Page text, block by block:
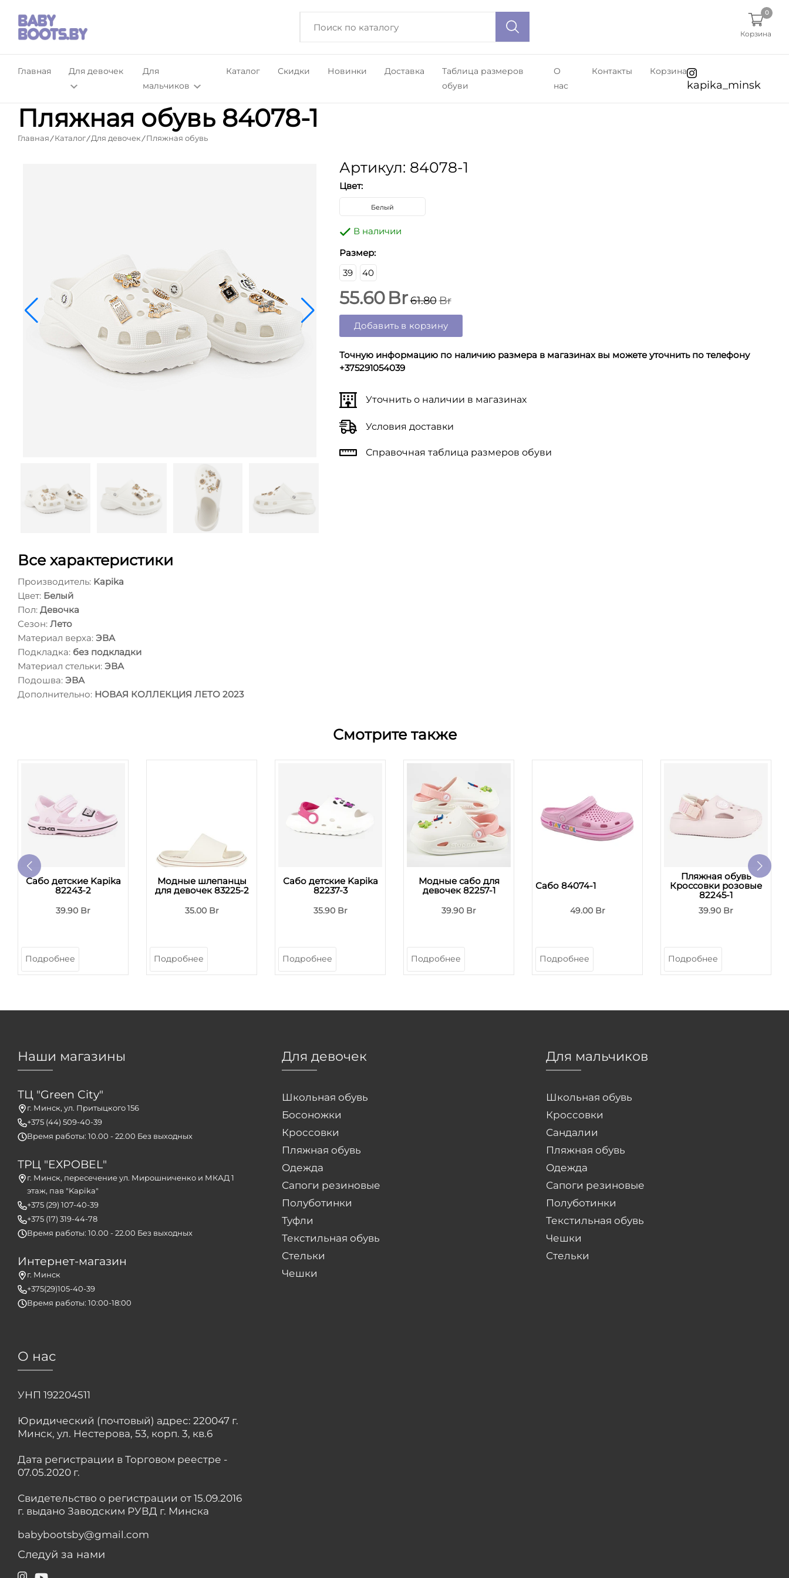
Корзина
0
Главная Для девочек
Для
мальчиков
Каталог Скидки Новинки Доставка
Таблица размеров
обуви
О
нас
Контакты Корзина
kapika_minsk
Пляжная обувь 84078-1
Главная Каталог Для девочек Пляжная обувь
Артикул: 84078-1
Цвет:
Белый
В наличии
Размер:
39
40
55.60 Br61.80Br
Добавить в корзину
Точную информацию по наличию размера в магазинах вы можете уточнить по телефону
+375291054039
Уточнить о наличии в магазинах
Условия доставки
Справочная таблица размеров обуви
Все характеристики
Производитель: Kapika
Цвет: Белый
Пол: Девочка
Сезон: Лето
Материал верха: ЭВА
Подкладка: без подкладки
Материал стельки: ЭВА
Подошва: ЭВА
Дополнительно: НОВАЯ КОЛЛЕКЦИЯ ЛЕТО 2023
Смотрите также
Сабо детские Kapika
82243-2
39.90 Br
Подробнее
Модные шлепанцы
для девочек 83225-2
35.00 Br
Подробнее
Сабо детские Kapika
82237-3
35.90 Br
Подробнее
Модные сабо для
девочек 82257-1
39.90 Br
Подробнее
Сабо 84074-1
49.00 Br
Подробнее
Пляжная обувь
Кроссовки розовые
82245-1
39.90 Br
Подробнее
Наши магазины
ТЦ "Green City"
г. Минск, ул. Притыцкого 156
+375 (44) 509-40-39
Время работы: 10.00 - 22.00 Без выходных
ТРЦ "EXPOBEL"
г. Минск, пересечение ул. Мирошниченко и МКАД 1
этаж, пав "Kapika"
+375 (29) 107-40-39
+375 (17) 319-44-78
Время работы: 10.00 - 22.00 Без выходных
Интернет-магазин
г. Минск
+375(29)105-40-39
Время работы: 10:00-18:00
Для девочек
Школьная обувь
Босоножки
Кроссовки
Пляжная обувь
Одежда
Сапоги резиновые
Полуботинки
Туфли
Текстильная обувь
Стельки
Чешки
Для мальчиков
Школьная обувь
Кроссовки
Сандалии
Пляжная обувь
Одежда
Сапоги резиновые
Полуботинки
Текстильная обувь
Чешки
Стельки
О нас
УНП 192204511
Юридический (почтовый) адрес: 220047 г.
Минск, ул. Нестерова, 53, корп. 3, кв.6
Дата регистрации в Торговом реестре -
07.05.2020 г.
Свидетельство о регистрации от 15.09.2016
г. выдано Заводским РУВД г. Минска
babybootsby@gmail.com
Следуй за нами
Instagram
YouTube